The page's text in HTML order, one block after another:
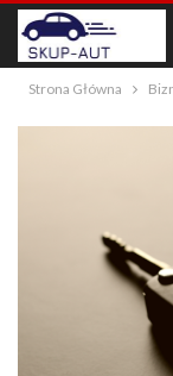
Strona Główna